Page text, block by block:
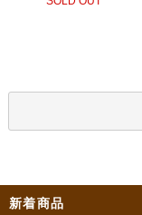
新着商品